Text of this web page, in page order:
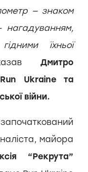
— знаком
нагадуванням,
їхньої
Дмитро
Ukraine та
війни.
майора
“Рекрута”